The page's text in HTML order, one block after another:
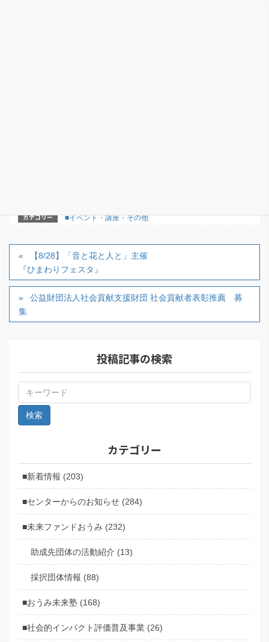
〒526－0037
滋賀県長浜市高田町10-1（長浜商工会議所内）
TEL 0749-63-2400 FAX 0749-62-3980
E-MAIL info@nagahama-jc.jp
【詳細パンフレット】​
カテゴリー ■イベント・講座・その他
【8/28】「音と花と人と」主催
『ひまわりフェスタ』
公益財団法人社会貢献支援財団 社会貢献者表彰推薦 募
集
投稿記事の検索
カテゴリー
■新着情報 (203)
■センターからのお知らせ (284)
■未来ファンドおうみ (232)
助成先団体の活動紹介 (13)
採択団体情報 (88)
■おうみ未来塾 (168)
■社会的インパクト評価普及事業 (26)